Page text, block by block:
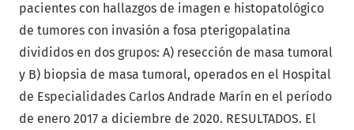
pacientes con hallazgos de imagen e histopatológico
de tumores con invasión a fosa pterigopalatina
divididos en dos grupos: A) resección de masa tumoral
y B) biopsia de masa tumoral, operados en el Hospital
de Especialidades Carlos Andrade Marín en el período
de enero 2017 a diciembre de 2020. RESULTADOS. El